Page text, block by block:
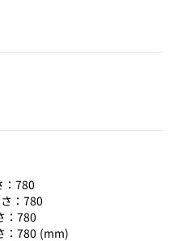
：780
：780
：780
：780 (mm)